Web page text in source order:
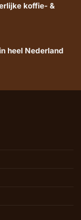
koffie- &
heel Nederland